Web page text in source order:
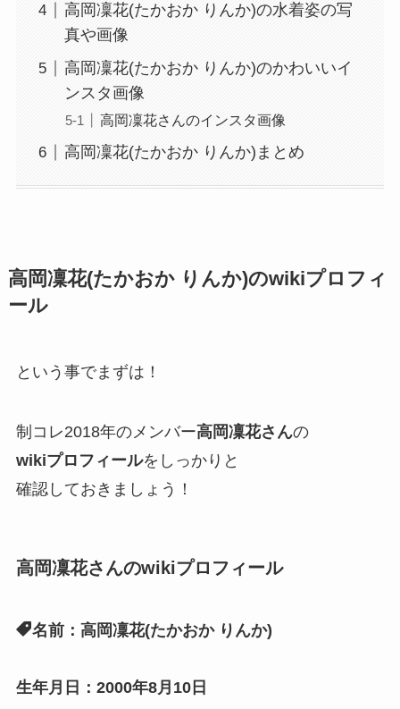
高岡凜花(たかおか りんか)の水着姿の写
真や画像
高岡凜花(たかおか りんか)のかわいいイ
ンスタ画像
高岡凜花さんのインスタ画像
高岡凜花(たかおか りんか)まとめ
高岡凜花(たかおか りんか)のwikiプロフィ
ール
という事でまずは！
制コレ2018年のメンバー高岡凜花さんの
wikiプロフィールをしっかりと
確認しておきましょう！
高岡凜花さんのwikiプロフィール
名前：高岡凜花(たかおか りんか)
生年月日：2000年8月10日